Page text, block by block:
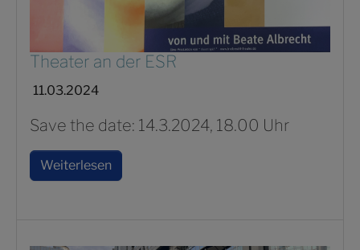
Theater an der ESR
11.03.2024
Save the date: 14.3.2024, 18.00 Uhr
Weiterlesen